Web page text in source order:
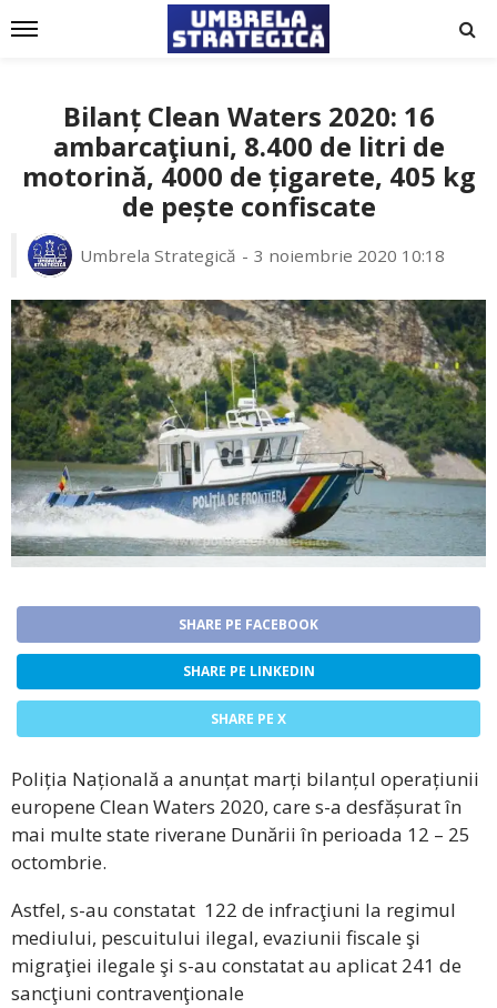
Bilanț Clean Waters 2020: 16
ambarcaţiuni, 8.400 de litri de
motorină, 4000 de țigarete, 405 kg
de pește confiscate
Umbrela Strategică 3 noiembrie 2020 10:18
SHARE PE FACEBOOK
SHARE PE LINKEDIN
SHARE PE X
Poliția Națională a anunțat marți bilanțul operațiunii
europene Clean Waters 2020, care s-a desfășurat în
mai multe state riverane Dunării în perioada 12 – 25
octombrie.
Astfel, s-au constatat 122 de infracţiuni la regimul
mediului, pescuitului ilegal, evaziunii fiscale şi
migraţiei ilegale şi s-au constatat au aplicat 241 de
sancţiuni contravenţionale